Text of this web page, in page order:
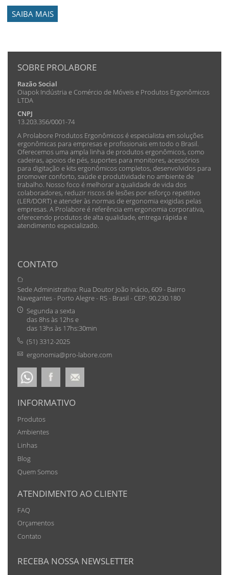
SAIBA MAIS
SOBRE PROLABORE
Razão Social
Oiapok Indústria e Comércio de Móveis e Produtos Ergonômicos
LTDA
CNPJ
13.203.356/0001-74
A Prolabore Produtos Ergonômicos é especialista em soluções
ergonômicas para empresas e profissionais em todo o Brasil.
Oferecemos uma ampla linha de produtos ergonômicos, como
cadeiras, apoios de pés, suportes para monitores, acessórios
para digitação e kits ergonômicos completos, desenvolvidos para
promover conforto, saúde e produtividade no ambiente de
trabalho. Nosso foco é melhorar a qualidade de vida dos
colaboradores, reduzir riscos de lesões por esforço repetitivo
(LER/DORT) e atender às normas de ergonomia exigidas pelas
empresas. A Prolabore é referência em ergonomia corporativa,
oferecendo produtos de alta qualidade, entrega rápida e
atendimento especializado.
CONTATO
Sede Administrativa: Rua Doutor João Inácio, 609 - Bairro
Navegantes - Porto Alegre - RS - Brasil - CEP: 90.230.180
Segunda a sexta
das 8hs às 12hs e
das 13hs às 17hs:30min
(51) 3312-2025
ergonomia@pro-labore.com
INFORMATIVO
Produtos
Ambientes
Linhas
Blog
Quem Somos
ATENDIMENTO AO CLIENTE
FAQ
Orçamentos
Contato
RECEBA NOSSA NEWSLETTER